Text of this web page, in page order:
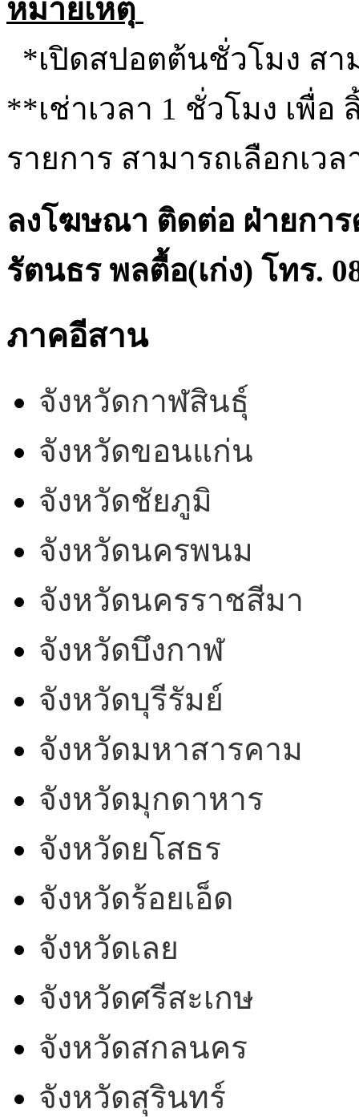
หมายเหตุ
*เปิดสปอตต้นชั่วโมง สา
**เช่าเวลา 1 ชั่วโมง เพื่อ
รายการ สามารถเลือกเวล
ลงโฆษณา ติดต่อ ฝ่ายกา
รัตนธร พลตื้อ(เก่ง) โทร.
ภาคอีสาน
จังหวัดกาฬสินธุ์
จังหวัดขอนแก่น
จังหวัดชัยภูมิ
จังหวัดนครพนม
จังหวัดนครราชสีมา
จังหวัดบึงกาฬ
จังหวัดบุรีรัมย์
จังหวัดมหาสารคาม
จังหวัดมุกดาหาร
จังหวัดยโสธร
จังหวัดร้อยเอ็ด
จังหวัดเลย
จังหวัดศรีสะเกษ
จังหวัดสกลนคร
จังหวัดสุรินทร์